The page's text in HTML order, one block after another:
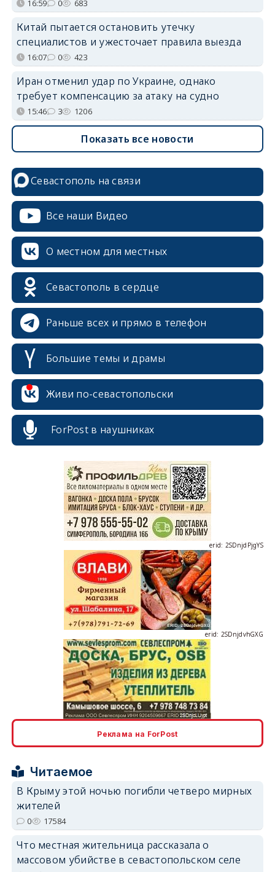
16:59 0 683
Китай пытается остановить утечку
специалистов и ужесточает правила выезда
16:07 0 423
Иран отменил удар по Украине, однако
требует компенсацию за атаку на судно
15:46 3 1206
Показать все новости
Севастополь на связи
Все наши Видео
О местном для местных
Севастополь в сердце
Раньше всех и прямо в телефон
Большие темы и драмы
Живи по-севастопольски
ForPost в наушниках
erid: 2SDnjdPjgYS
erid: 2SDnjdvhGXG
erid: 2SDnjcLUypt
Реклама на ForPost
Читаемое
В Крыму этой ночью погибли четверо мирных
жителей
0 17584
Что местная жительница рассказала о
массовом убийстве в севастопольском селе